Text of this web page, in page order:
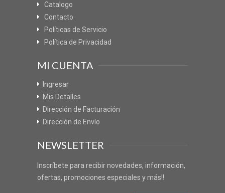
Catalogo
Contacto
Políticas de Servicio
Política de Privacidad
MI CUENTA
Ingresar
Mis Detalles
Dirección de Facturación
Dirección de Envío
NEWSLETTER
Inscríbete para recibir novedades, información,
ofertas, promociones especiales y más!!